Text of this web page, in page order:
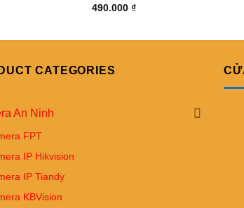
490.000₫
CATEGORIES
An Ninh
FPT
IP Hikvision
IP Tiandy
KBVision